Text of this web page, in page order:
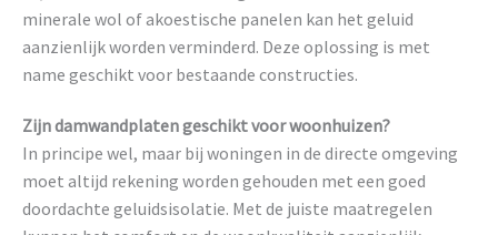
minerale wol of akoestische panelen kan het geluid
aanzienlijk worden verminderd. Deze oplossing is met
name geschikt voor bestaande constructies.
Zijn damwandplaten geschikt voor woonhuizen?
In principe wel, maar bij woningen in de directe omgeving
moet altijd rekening worden gehouden met een goed
doordachte geluidsisolatie. Met de juiste maatregelen